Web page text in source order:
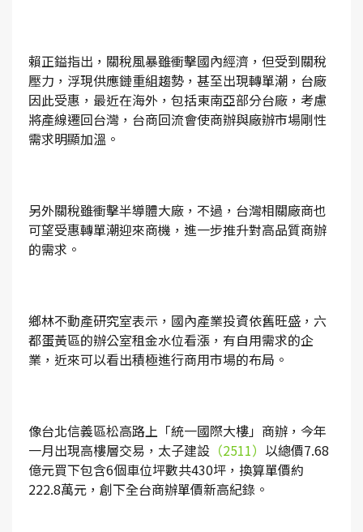
賴正鎰指出，關稅風暴雖衝擊國內經濟，但受到關稅
壓力，浮現供應鏈重組趨勢，甚至出現轉單潮，台廠
因此受惠，最近在海外，包括東南亞部分台廠，考慮
將產線遷回台灣，台商回流會使商辦與廠辦市場剛性
需求明顯加溫。
另外關稅雖衝擊半導體大廠，不過，台灣相關廠商也
可望受惠轉單潮迎來商機，進一步推升對高品質商辦
的需求。
鄉林不動產研究室表示，國內產業投資依舊旺盛，六
都蛋黃區的辦公室租金水位看漲，有自用需求的企
業，近來可以看出積極進行商用市場的布局。
像台北信義區松高路上「統一國際大樓」商辦，今年
一月出現高樓層交易，太子建設 （2511） 以總價7.68
億元買下包含6個車位坪數共430坪，換算單價約
222.8萬元，創下全台商辦單價新高紀錄。